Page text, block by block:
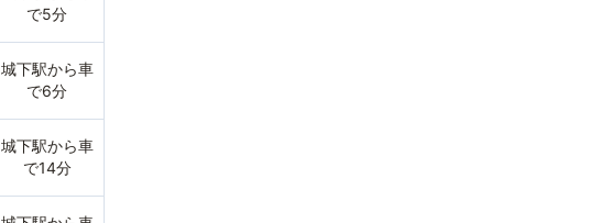
で5分
城下駅から車
で6分
城下駅から車
で14分